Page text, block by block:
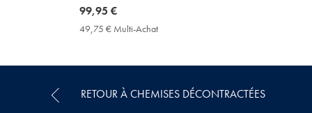
now
99,95
99,95 €
49,75 € Multi-Achat
Achat
RETOUR À CHEMISES DÉCONTRACTÉES